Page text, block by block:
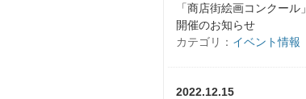
「商店街絵画コンクール」
開催のお知らせ
カテゴリ： イベント情報
2022.12.15